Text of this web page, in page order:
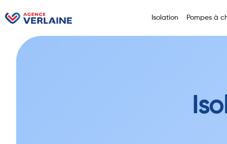
Isolation Pompes à